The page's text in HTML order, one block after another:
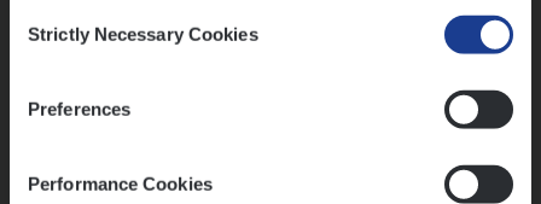
Selection
Strictly Necessary Cookies
Preferences
Performance Cookies
Vorige Volgende